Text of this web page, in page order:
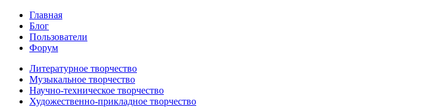
Главная
Блог
Пользователи
Форум
Литературное творчество
Музыкальное творчество
Научно-техническое творчество
Художественно-прикладное творчество